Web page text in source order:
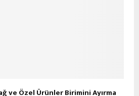
ve Özel Ürünler Birimini Ayırma